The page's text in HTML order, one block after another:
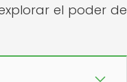
el poder de